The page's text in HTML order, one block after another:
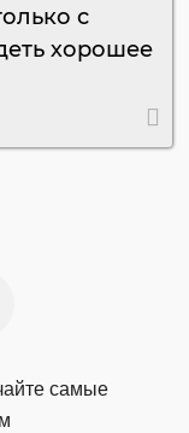
с
хорошее
самые